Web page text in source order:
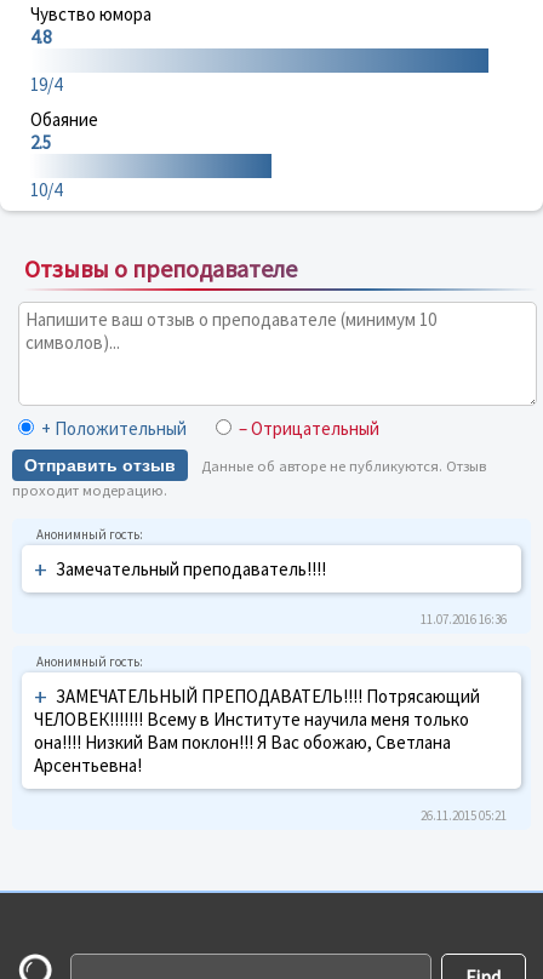
Чувство юмора
4.8
19/4
Обаяние
2.5
10/4
Отзывы о преподавателе
+ Положительный – Отрицательный
Отправить отзыв
Данные об авторе не публикуются. Отзыв
проходит модерацию.
+ Замечательный преподаватель!!!!
11.07.2016 16:36
+ ЗАМЕЧАТЕЛЬНЫЙ ПРЕПОДАВАТЕЛЬ!!!! Потрясающий
ЧЕЛОВЕК!!!!!!! Всему в Институте научила меня только
она!!!! Низкий Вам поклон!!! Я Вас обожаю, Светлана
Арсентьевна!
26.11.2015 05:21